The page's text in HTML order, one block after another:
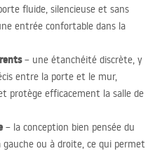
fluide, silencieuse et sans
entrée confortable dans la
– une étanchéité discrète, y
entre la porte et le mur,
protège efficacement la salle de
– la conception bien pensée du
ou à droite, ce qui permet